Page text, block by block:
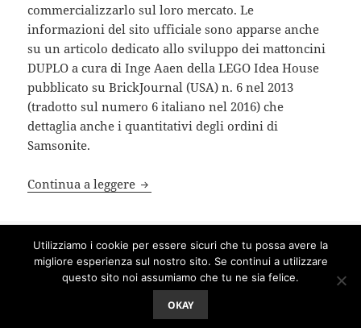
commercializzarlo sul loro mercato. Le
informazioni del sito ufficiale sono apparse anche
su un articolo dedicato allo sviluppo dei mattoncini
DUPLO a cura di Inge Aaen della LEGO Idea House
pubblicato su BrickJournal (USA) n. 6 nel 2013
(tradotto sul numero 6 italiano nel 2016) che
dettaglia anche i quantitativi degli ordini di
Samsonite.
Continua a leggere Jumbo Bricks
Scritto
il
21 Novembre 2016 Autore
Francesco Categorie
2x4 ,Jumbo Bricks
Tag
1960,2x4, Billund,BrickLink ,Flickr,Jumbo Bricks,Ole Kirksvej,
preschool
Samsonite Lascia un commento su Jumbo Bricks
Utilizziamo i cookie per essere sicuri che tu possa avere la
migliore esperienza sul nostro sito. Se continui a utilizzare
questo sito noi assumiamo che tu ne sia felice.
OKAY